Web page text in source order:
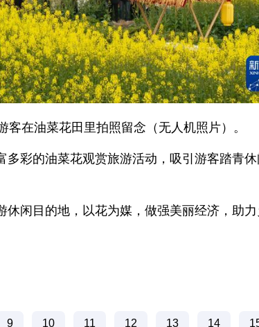
在油菜花田里拍照留念（无人机照片）。
彩的油菜花观赏旅游活动，吸引游客踏青休
闲目的地，以花为媒，做强美丽经济，助
9 10 11 12 13 14